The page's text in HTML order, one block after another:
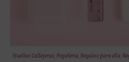
Huellas Callejeras, Papeleria, Regalos para ella,